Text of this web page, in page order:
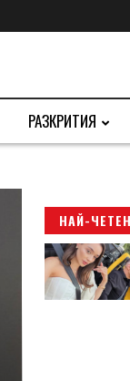
РАЗКРИТИЯ
НАЙ-